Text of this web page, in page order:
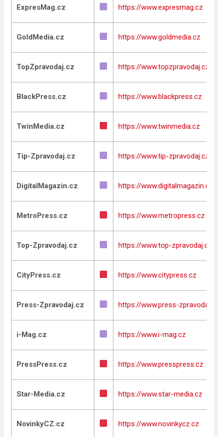
ExpresMag.cz https://www.expresmag.cz
GoldMedia.cz https://www.goldmedia.cz
TopZpravodaj.cz https://www.topzpravodaj.cz
BlackPress.cz https://www.blackpress.cz
TwinMedia.cz https://www.twinmedia.cz
Tip-Zpravodaj.cz https://www.tip-zpravodaj.cz
DigitalMagazin.cz https://www.digitalmagazin.cz
MetroPress.cz https://www.metropress.cz
Top-Zpravodaj.cz https://www.top-zpravodaj.cz
CityPress.cz https://www.citypress.cz
Press-Zpravodaj.cz https://www.press-
i-Mag.cz https://www.i-mag.cz
PressPress.cz https://www.presspress.cz
Star-Media.cz https://www.star-media.cz
NovinkyCZ.cz https://www.novinkycz.cz